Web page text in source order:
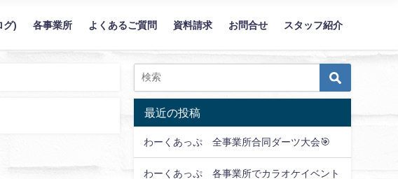
グ) 各事業所 よくあるご質問 資料請求 お問合せ スタッフ紹介
/羽村市/瑞穂町）（立川市/福生市/羽村市/瑞穂町）
最近の投稿
わーくあっぷ 全事業所合同ダーツ大会🎯
わーくあっぷ 各事業所でカラオケイベント